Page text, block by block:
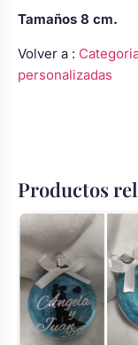
Tamaños 8 cm.
Volver a :
personalizadas
Productos